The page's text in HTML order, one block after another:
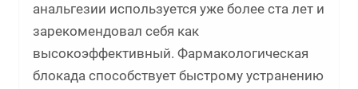
анальгезии используется уже более ста лет и
зарекомендовал себя как
высокоэффективный. Фармакологическая
блокада способствует быстрому устранению